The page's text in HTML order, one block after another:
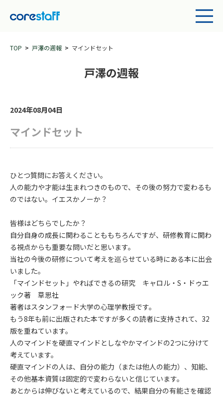
TOP 戸澤の週報 マインドセット
戸澤の週報
2024年08月04日
マインドセット
ひとつ質問にお答えください。
人の能力や才能は生まれつきのもので、その後の努力で変わるも
のではない。イエスかノーか？
皆様はどちらでしたか？
自分自身の成長に関わることももちろんですが、研修教育に関わ
る視点からも重要な問いだと思います。
当社の今後の研修について考えを巡らせている時にある本に出会
いました。
「マインドセット」やればできるの研究 キャロル・S・ドゥエ
ック著 草思社
著者はスタンフォード大学の心理学教授です。
もう8年も前に出版された本ですが多くの読者に支持されて、32
版を重ねています。
人のマインドを硬直マインドとしなやかマインドの2つに分けて
考えています。
硬直マインドの人は、自分の能力（または他人の能力）、知能、
その他基本資質は固定的で変わらないと信じています。
あとからは伸びないと考えているので、結果自分の有能さを確認